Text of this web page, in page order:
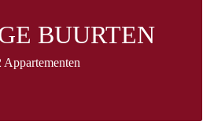
BUURTEN
Appartementen